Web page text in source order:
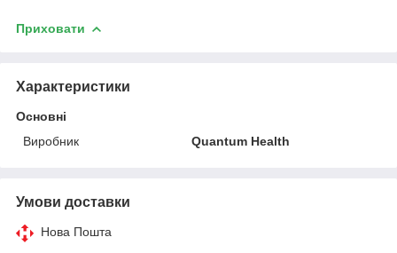
Приховати
Характеристики
Основні
Виробник
Quantum Health
Умови доставки
Нова Пошта